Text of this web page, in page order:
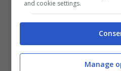
salutato di già,
poco che so
quello che sa
spero che ci
and cookie settings.
Manage